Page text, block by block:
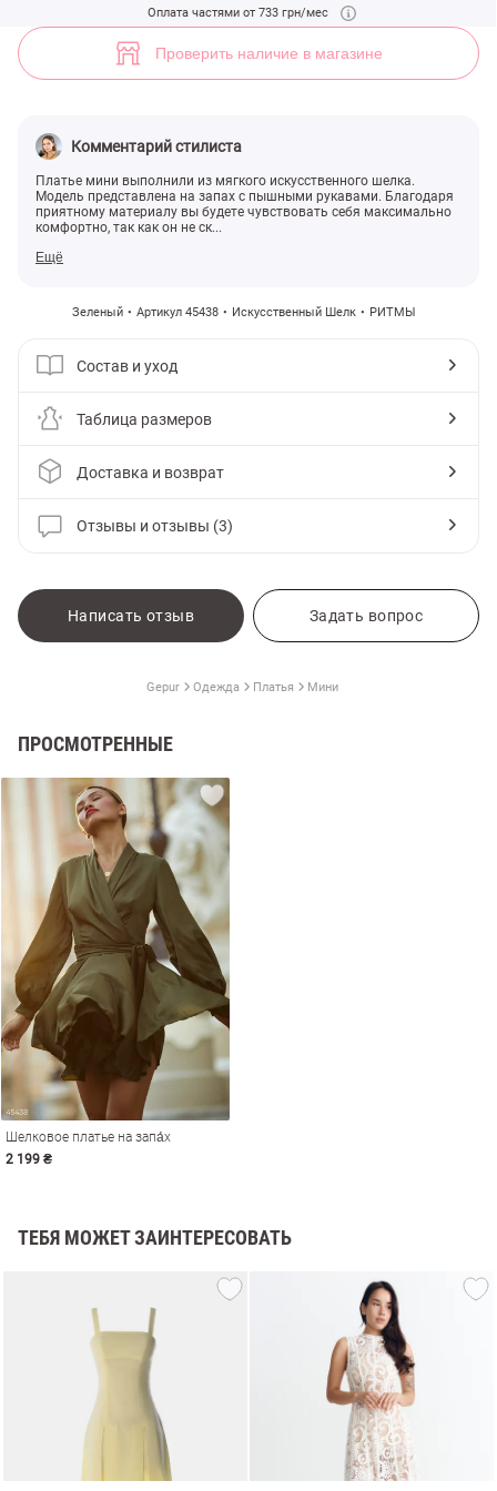
Оплата частями от 733 грн/мес
Проверить наличие в магазине
Комментарий стилиста
Платье мини выполнили из мягкого искусственного шелка.
Модель представлена на запах с пышными рукавами. Благодаря
приятному материалу вы будете чувствовать себя максимально
комфортно, так как он не ск...
Ещё
Зеленый Артикул 45438 Искусственный Шелк РИТМЫ
Состав и уход
Таблица размеров
Доставка и возврат
Отзывы и отзывы (3)
Написать отзыв Задать вопрос
Gepur Одежда Платья Мини
ПРОСМОТРЕННЫЕ
Шелковое платье на запа́х
2 199 ₴
ТЕБЯ МОЖЕТ ЗАИНТЕРЕСОВАТЬ
Шелковое платье на запа́х (арт. 45438) ♡ интернет-магазин Gepur